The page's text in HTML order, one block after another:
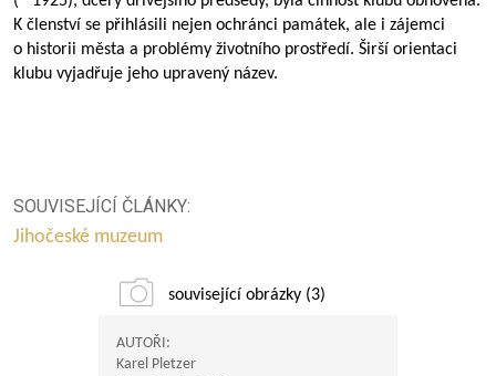
K členství se přihlásili nejen ochránci památek, ale i zájemci
o historii města a problémy životního prostředí. Širší orientaci
klubu vyjadřuje jeho upravený název.
SOUVISEJÍCÍ ČLÁNKY:
Jihočeské muzeum
související obrázky (3)
AUTOŘI:
Karel Pletzer